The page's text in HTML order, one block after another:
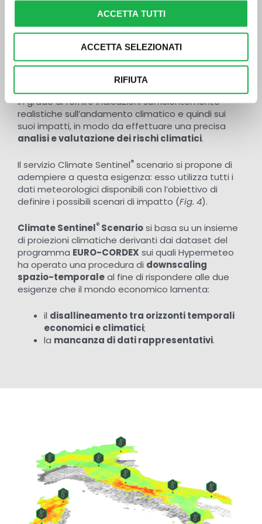
ACCETTA TUTTI
ACCETTA SELEZIONATI
RIFIUTA
assessmentdel rischioe, per fare ciò, è pratica
comune l’utilizzo didatasetmeteo
descrivono l’andamento meteo-climatico del
estremizzazione dei fenomeni, l’utilizzo di soli
meteo storicipuò portare ad una sottostima dei
rischi. Risulta quindi fondamentale affiancare a
in grado di fornire indicazioni sufficientemente
realistiche sull’andamento climatico e quindi sui
suoi impatti, in modo da effettuare una precisa
analisi e valutazione dei rischi climatici.
Il servizio Climate Sentinel® scenario si propone di
adempiere a questa esigenza: esso utilizza tutti i
dati meteorologici disponibili con l’obiettivo di
definire i possibili scenari di impatto (Fig. 4).
Climate Sentinel® Scenariosi basa su un insieme
di proiezioni climatiche derivanti dai dataset del
programma EURO-CORDEX sui quali Hypermeteo
ha operato una procedura di downscaling
spazio-temporaleal fine di rispondere alle due
esigenze che il mondo economico lamenta:
il disallineamento tra orizzonti temporali
economici e climatici;
la mancanza di dati rappresentativi.